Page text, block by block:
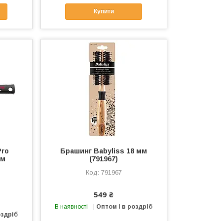
Купити
Брашинг Babyliss 18 мм
(791967)
791967
549 ₴
В наявності Оптом і в роздріб